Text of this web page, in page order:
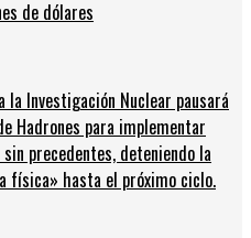
de dólares
la Investigación Nuclear pausará
Hadrones para implementar
precedentes, deteniendo la
física» hasta el próximo ciclo.